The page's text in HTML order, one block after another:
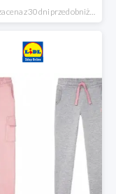
*najniższa cena z 30 dni przed obniżką